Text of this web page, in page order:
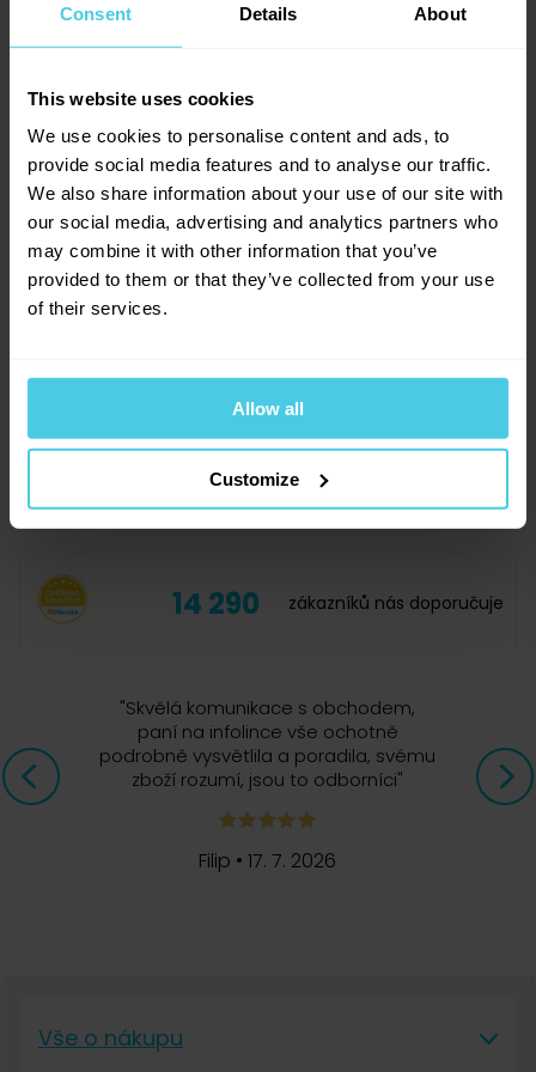
Consent Details About
This website uses cookies
We use cookies to personalise content and ads, to
provide social media features and to analyse our traffic.
We also share information about your use of our site with
our social media, advertising and analytics partners who
may combine it with other information that you’ve
provided to them or that they’ve collected from your use
of their services.
Allow all
Customize
1947 vyroben tradičními postupy s velkým podílem
ruční práce. Dřevěné tělo a šuplík na kávu jsou
z kovu ve stříbrné barvě.
Ruční kávomlýnek Lodos 1947 v kostce:
Dřevěné tělo s vysokým podílem ruční práce
Kvalitní bukové dřevo
Plynulé nastavení hrubosti mletí – od velmi
Tradiční český výrobek, vyrobeno v tuzemsku
4.9
307hodnocení
277 x
23x
5x
0x
2x
Robert
16. 4. 2026
množství
Dobrý den, kolik gramů kávy se vejde do mlýnku? Děkuji za
Dobrý den, do tohoto ručního mlýnku se
obvykle vejde přibližně cca 30–35 gramů
kávových zrn na jedno naplnění násypky.
Promazání
Dobrý den, kávomlýnek používáme asi rok a začíná dost vrzat,
klíčku promazat. Nějaký speciální olej bych u Vas mihla
8. 9. 2025
📧Provoňte si e-mailovou
schránku kávou
Aromagazín vám pošleme jen, když bude o
čem psát.
Slibujeme na naše kafe.
Přihlásit se
14 290 zákazníků nás doporučuje
"Skvělá komunikace s obchodem,
paní na infolince vše ochotně
podrobně vysvětlila a poradila, svému
zboží rozumí, jsou to odborníci"
Filip •17. 7. 2026
Vše o nákupu